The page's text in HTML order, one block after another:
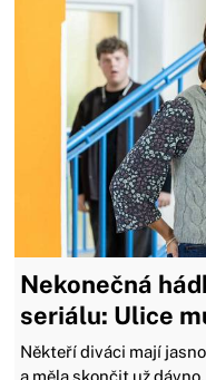
Nekonečná
seriálu: Ulice
Někteří diváci mají
a měla skončit už